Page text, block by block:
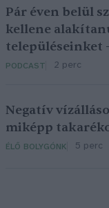
Pár éven belül
kellene
településeinket
PODCAST 2 perc
Negatív
miképp
ÉLŐ BOLYGÓNK 5 perc